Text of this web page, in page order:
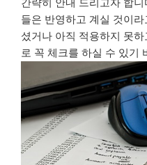
들은 반영하고 계실 것이
셨거나 아직 적용하지 못
로 꼭 체크를 하실 수 있기